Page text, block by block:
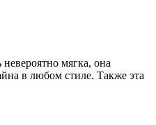
мягка, она
в любом стиле. Также эта